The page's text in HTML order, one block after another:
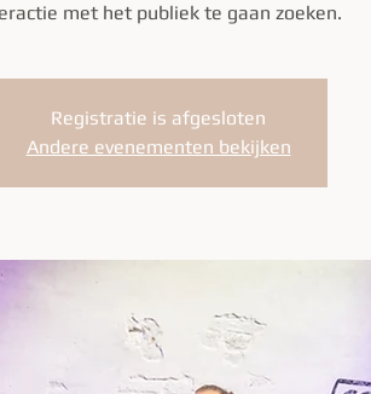
met het publiek te gaan zoeken.
Registratie is afgesloten
Andere evenementen bekijken